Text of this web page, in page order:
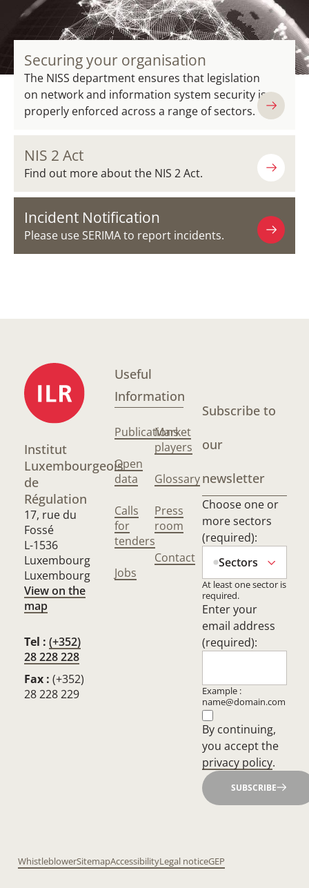
Securing your organisation
The NISS department ensures that legislation
on network and information system security is
properly enforced across a range of sectors.
NIS 2 Act
Find out more about the NIS 2 Act.
Incident Notification
Please use SERIMA to report incidents.
Institut
Luxembourgeois
de
Régulation
17, rue du
Fossé
L-1536
Luxembourg
Luxembourg
View on the
map
Tel : (+352)
28 228 228
Fax : (+352)
28 228 229
Useful
Information
Publications
Open
data
Calls
for
tenders
Jobs
Market
players
Glossary
Press
room
Contact
Subscribe to
our
newsletter
Choose one or
more sectors
(required):
Sectors
At least one sector is
required.
Enter your
email address
(required):
Example :
name@domain.com
By continuing,
you accept the
privacy policy.
SUBSCRIBE
WhistleblowerSitemapAccessibilityLegal noticeGEP